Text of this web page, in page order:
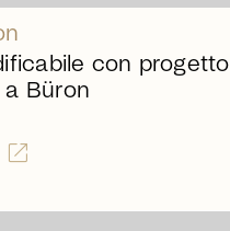
con progetto
Büron
open_in_new